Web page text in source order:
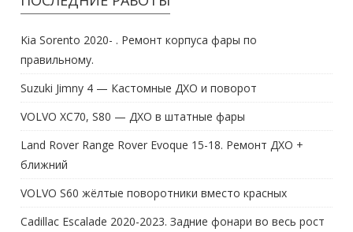
Kia Sorento 2020- . Ремонт корпуса фары по
правильному.
Suzuki Jimny 4 — Кастомные ДХО и поворот
VOLVO XC70, S80 — ДХО в штатные фары
Land Rover Range Rover Evoque 15-18. Ремонт ДХО +
ближний
VOLVO S60 жёлтые поворотники вместо красных
Cadillac Escalade 2020-2023. Задние фонари во весь рост